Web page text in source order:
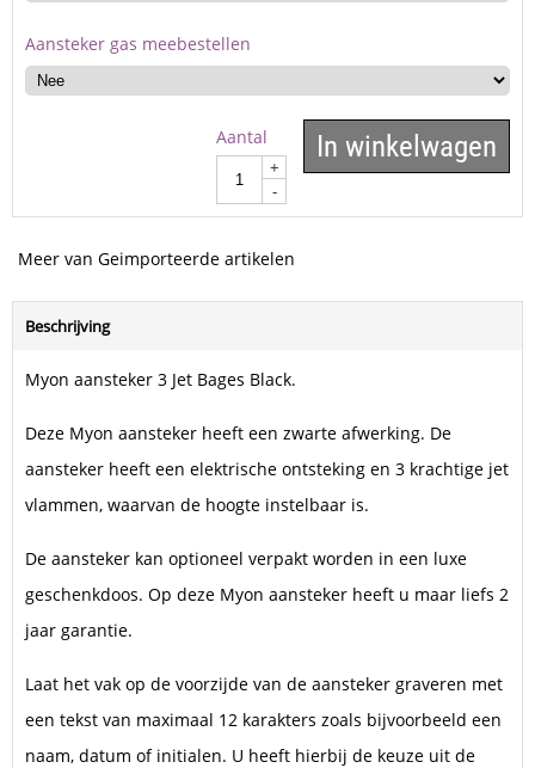
Aansteker gas meebestellen
Aantal
+
-
In winkelwagen
Meer van Geimporteerde artikelen
Beschrijving
Myon aansteker 3 Jet Bages Black.
Deze Myon aansteker heeft een zwarte afwerking. De
aansteker heeft een elektrische ontsteking en 3 krachtige jet
vlammen, waarvan de hoogte instelbaar is.
De aansteker kan optioneel verpakt worden in een luxe
geschenkdoos. Op deze Myon aansteker heeft u maar liefs 2
jaar garantie.
Laat het vak op de voorzijde van de aansteker graveren met
een tekst van maximaal 12 karakters zoals bijvoorbeeld een
naam, datum of initialen. U heeft hierbij de keuze uit de